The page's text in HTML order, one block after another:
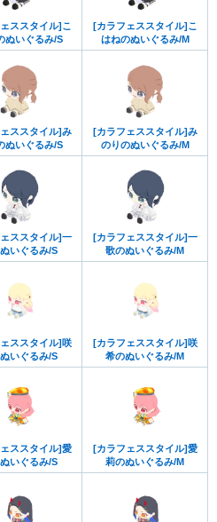
ススタイル]こ
ぬいぐるみ/S
[カラフェススタイル]こ
はねのぬいぐるみ/M
ススタイル]み
ぬいぐるみ/S
[カラフェススタイル]み
のりのぬいぐるみ/M
ススタイル]一
いぐるみ/S
[カラフェススタイル]一
歌のぬいぐるみ/M
ススタイル]咲
いぐるみ/S
[カラフェススタイル]咲
希のぬいぐるみ/M
ススタイル]愛
いぐるみ/S
[カラフェススタイル]愛
莉のぬいぐるみ/M